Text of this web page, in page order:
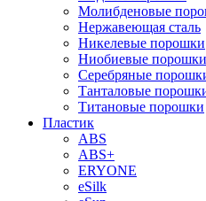
Молибденовые
Нержавеющая сталь
Никелевые порошки
Ниобиевые порошки
Серебряные
Танталовые
Титановые порошки
Пластик
ABS
ABS+
ERYONE
eSilk